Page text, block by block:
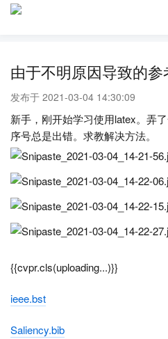
由于不明原因导致的
发布于 2021-03-04 14:30:09
新手，刚开始学习使用latex。弄
序号总是出错。求教解决方法。
{{cvpr.cls(uploading...)}}
ieee.bst
Saliency.bib